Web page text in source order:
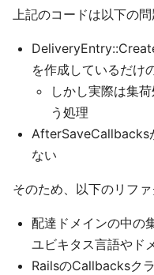
上記のコードは以下の問
を作成しているだけ
しかし実際は集
う処理
AfterSaveCallbacks
ない
そのため、以下のリファ
配達ドメインの中の
ユビキタス言語やド
RailsのCallbacksク